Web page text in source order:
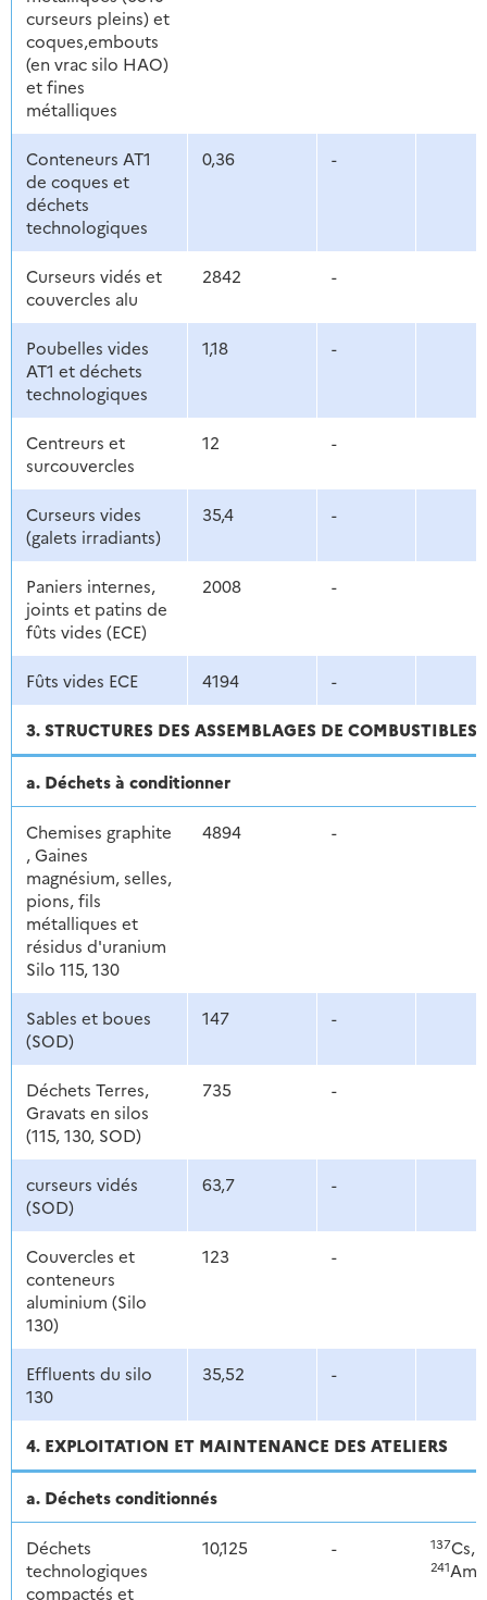
curseurs pleins) et
coques,embouts
(en vrac silo HAO)
et fines
métalliques
Conteneurs AT1
de coques et
déchets
technologiques
0,36 -
Curseurs vidés et
couvercles alu
2842 -
Poubelles vides
AT1 et déchets
technologiques
1,18 -
Centreurs et
surcouvercles
12 -
Curseurs vides
(galets irradiants)
35,4 -
Paniers internes,
joints et patins de
fûts vides (ECE)
2008 -
Fûts vides ECE 4194 -
3. STRUCTURES DES ASSEMBLAGES DE COMBUSTIBLES
a. Déchets à conditionner
Chemises graphite
, Gaines
magnésium, selles,
pions, fils
métalliques et
résidus d'uranium
Silo 115, 130
4894 -
Sables et boues
(SOD)
147 -
Déchets Terres,
Gravats en silos
(115, 130, SOD)
735 -
curseurs vidés
(SOD)
63,7 -
Couvercles et
conteneurs
aluminium (Silo
130)
123 -
Effluents du silo
130
35,52 -
4. EXPLOITATION ET MAINTENANCE DES ATELIERS
a. Déchets conditionnés
Déchets
technologiques
compactés et
10,125 - 137Cs,
241Am